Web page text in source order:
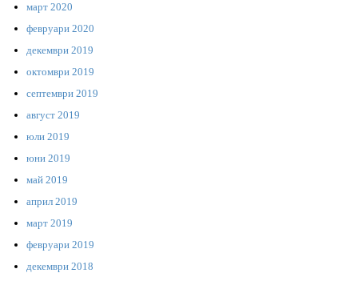
март 2020
февруари 2020
декември 2019
октомври 2019
септември 2019
август 2019
юли 2019
юни 2019
май 2019
април 2019
март 2019
февруари 2019
декември 2018